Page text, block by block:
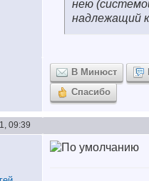
нею
надлежащий
В Минюст
Спасибо
09:39